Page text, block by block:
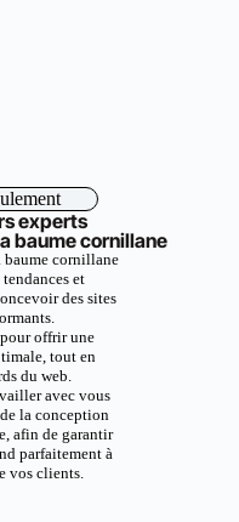
experts
baume cornillane
baume cornillane
et
des sites
offrir une
tout en
du web.
avec vous
la conception
afin de garantir
parfaitement à
vos clients.